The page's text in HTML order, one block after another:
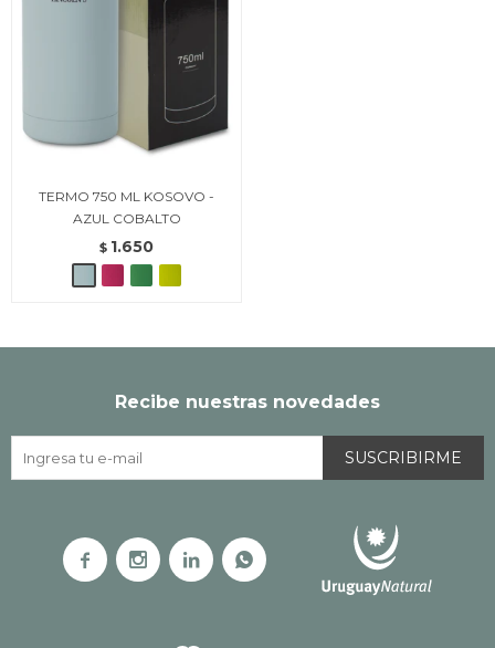
TERMO 750 ML KOSOVO -
AZUL COBALTO
$ 1.650
Recibe nuestras novedades
SUSCRIBIRME
   